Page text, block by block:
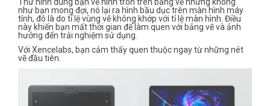
Thử hình dung bạn vẽ hình tròn trên bảng vẽ nhưng không
như bạn mong đợi, nó lại ra hình bầu dục trên màn hình máy
tính, đó là do tỉ lệ vùng vẽ không khớp với tỉ lệ màn hình. Điều
này khiến bạn mất thời gian để làm quen với bảng vẽ và ảnh
hưởng đến trải nghiệm sử dụng.
Với Xencelabs, bạn cảm thấy quen thuộc ngay từ những nét
vẽ đầu tiên.